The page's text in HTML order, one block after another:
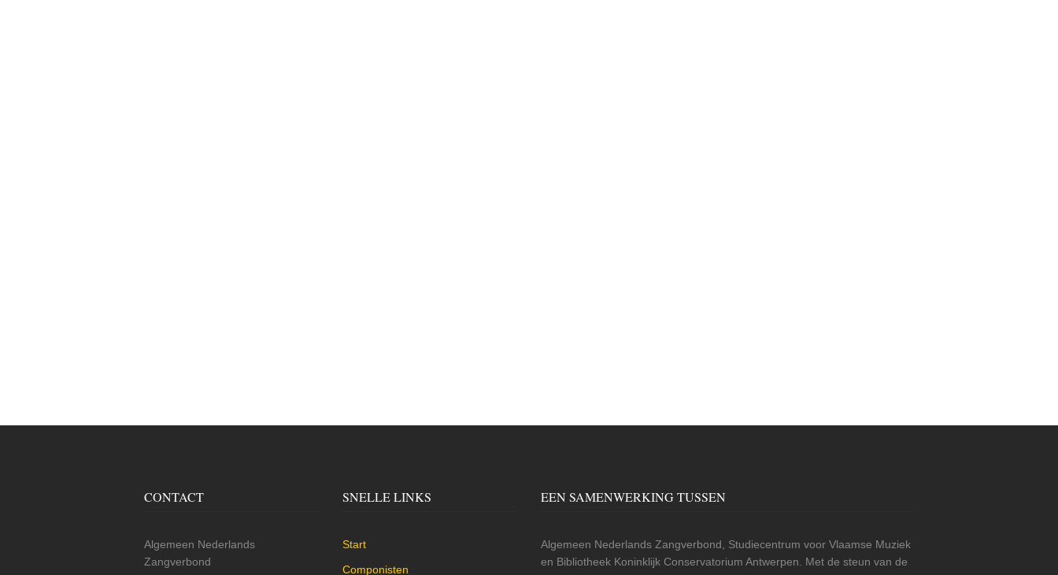
CONTACT
Algemeen Nederlands
Zangverbond
SNELLE LINKS
Start
Componisten
EEN SAMENWERKING TUSSEN
Algemeen Nederlands Zangverbond, Studiecentrum voor Vlaamse Muziek
en Bibliotheek Koninklijk Conservatorium Antwerpen. Met de steun van de